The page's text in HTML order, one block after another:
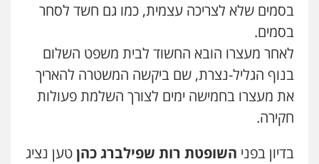
פלילי כלכלי פשיעה חמורה נוער
0505555110
0526409925
בסמים שלא לצריכה עצמית, כמו גם חשד לסחר
בסמים.
לאחר מעצרו הובא החשוד לבית משפט השלום
בנוף הגליל-נצרת, שם ביקשה המשטרה להאריך
את מעצרו בחמישה ימים לצורך השלמת פעולות
חקירה.
בדיון בפני השופטת רות שפילברג כהןטען נציג